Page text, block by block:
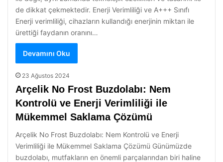
de dikkat çekmektedir. Enerji Verimliliği ve A+++ Sınıfı
Enerji verimliliği, cihazların kullandığı enerjinin miktarı ile
ürettiği faydanın oranını…
Devamını Oku
23 Ağustos 2024
Arçelik No Frost Buzdolabı: Nem
Kontrolü ve Enerji Verimliliği ile
Mükemmel Saklama Çözümü
Arçelik No Frost Buzdolabı: Nem Kontrolü ve Enerji
Verimliliği ile Mükemmel Saklama Çözümü Günümüzde
buzdolabı, mutfakların en önemli parçalarından biri haline